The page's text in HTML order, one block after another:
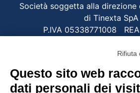
Società soggetta alla direzione
di Tinexta SpA
P.IVA 05338771008
Recupero
Rifiuta
Questo sito web
dati personali dei